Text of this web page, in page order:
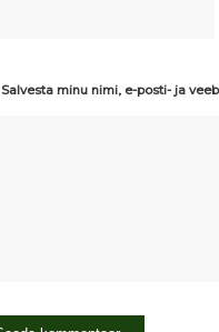
Salvesta minu nimi, e-posti- ja